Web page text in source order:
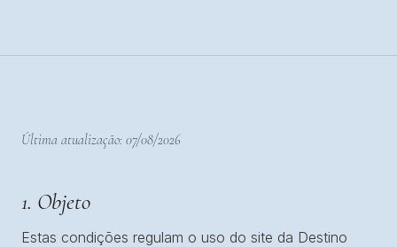
Última atualização: 07/08/2026
1. Objeto
Estas condições regulam o uso do site da Destino